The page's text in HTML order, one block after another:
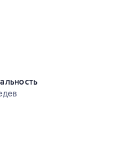
методическое пособие
рейтинг 0 на основе 0 оценок
5 на основе 1 оценок